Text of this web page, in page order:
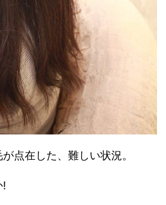
点在した、難しい状況。
!